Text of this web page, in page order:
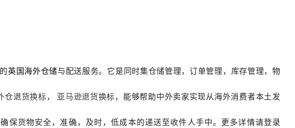
英国海外仓储与配送服务。它是同时集仓储管理，订单管理，库存管理，物
仓退货换标， 亚马逊退货换标，能够帮助中外卖家实现从海外消费者本土发
保货物安全，准确，及时，低成本的递送至收件人手中。更多详情请登录